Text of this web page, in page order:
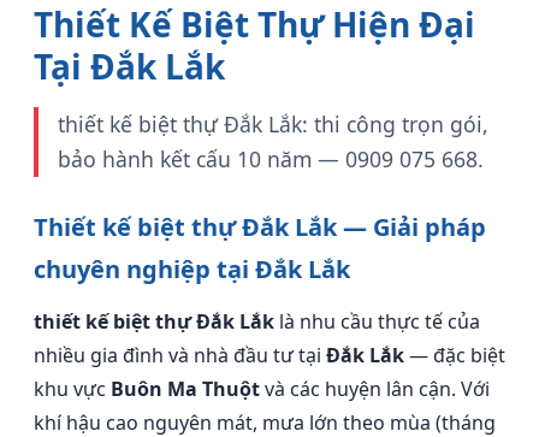
Thiết Kế Biệt Thự Hiện Đại
Tại Đắk Lắk
thiết kế biệt thự Đắk Lắk: thi công trọn gói,
bảo hành kết cấu 10 năm — 0909 075 668.
Thiết kế biệt thự Đắk Lắk — Giải pháp
chuyên nghiệp tại Đắk Lắk
thiết kế biệt thự Đắk Lắk là nhu cầu thực tế của
nhiều gia đình và nhà đầu tư tại Đắk Lắk— đặc biệt
khu vực Buôn Ma Thuộtvà các huyện lân cận. Với
khí hậu cao nguyên mát, mưa lớn theo mùa (tháng